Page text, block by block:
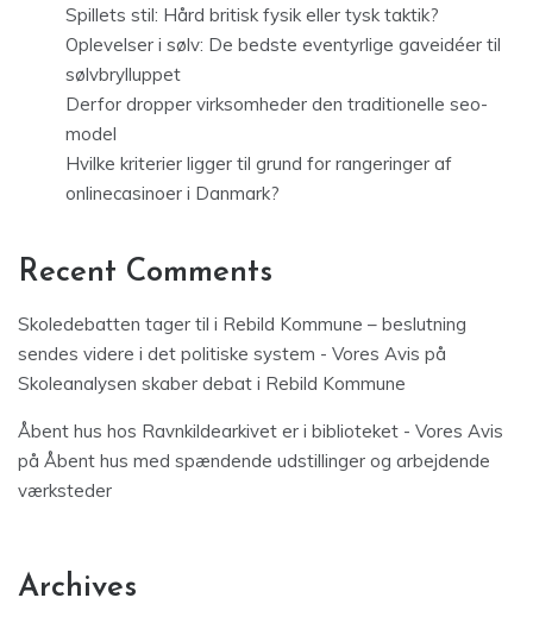
Spillets stil: Hård britisk fysik eller tysk taktik?
Oplevelser i sølv: De bedste eventyrlige gaveidéer til
sølvbrylluppet
Derfor dropper virksomheder den traditionelle seo-
model
Hvilke kriterier ligger til grund for rangeringer af
onlinecasinoer i Danmark?
Recent Comments
Skoledebatten tager til i Rebild Kommune – beslutning
sendes videre i det politiske system - Vores Avis på
Skoleanalysen skaber debat i Rebild Kommune
Åbent hus hos Ravnkildearkivet er i biblioteket - Vores Avis
på Åbent hus med spændende udstillinger og arbejdende
værksteder
Archives